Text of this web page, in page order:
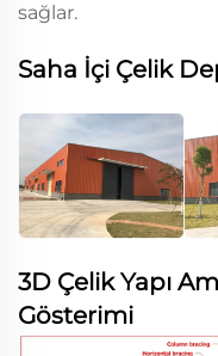
sağlar.
Saha İçi Çelik
3D Çelik Yapı
Gösterimi